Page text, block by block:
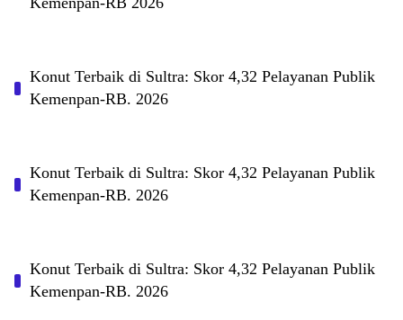
Konut Terbaik di Sultra: Skor 4,32 Pelayanan Publik
Kemenpan-RB. 2026
Konut Terbaik di Sultra: Skor 4,32 Pelayanan Publik
Kemenpan-RB. 2026
Konut Terbaik di Sultra: Skor 4,32 Pelayanan Publik
Kemenpan-RB. 2026